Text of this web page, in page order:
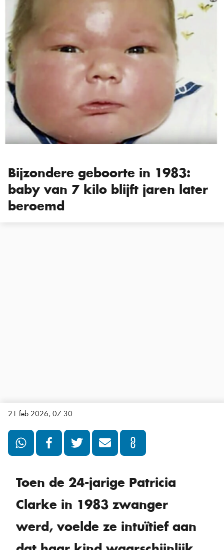
Bijzondere geboorte in 1983:
baby van 7 kilo blijft jaren later
beroemd
21 feb 2026, 07:30
Toen de 24-jarige Patricia
Clarke in 1983 zwanger
werd, voelde ze intuïtief aan